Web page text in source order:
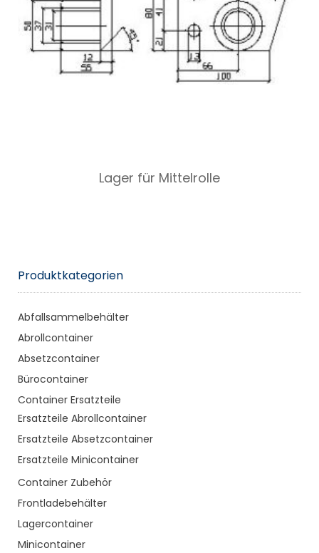
Lager für Mittelrolle
Produktkategorien
Abfallsammelbehälter
Abrollcontainer
Absetzcontainer
Bürocontainer
Container Ersatzteile
Ersatzteile Abrollcontainer
Ersatzteile Absetzcontainer
Ersatzteile Minicontainer
Container Zubehör
Frontladebehälter
Lagercontainer
Minicontainer